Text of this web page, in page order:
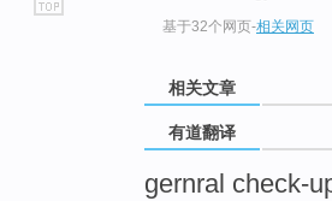
基于32个网页-相关网页
相关文章
有道翻译
gernral check-